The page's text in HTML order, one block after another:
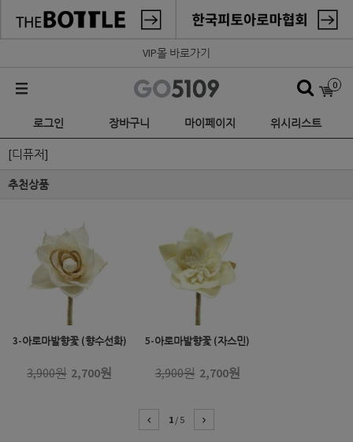
VIP몰 바로가기
0
로그인 장바구니 마이페이지 위시리스트
[디퓨저]
추천상품
3-아로마발향꽃 (향수선화)
3,900원 2,700원
5-아로마발향꽃 (자스민)
3,900원 2,700원
1 / 5